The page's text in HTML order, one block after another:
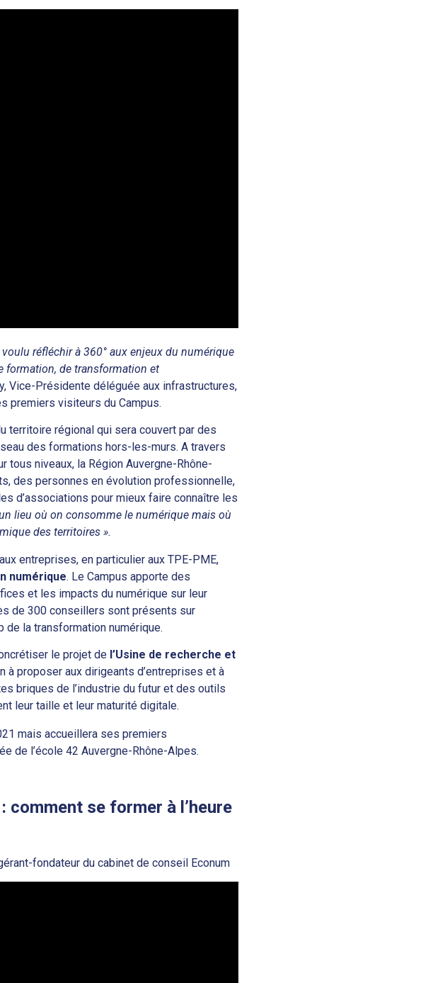
réfléchir à 360° aux enjeux du numérique
formation, de transformation et
Vice-Présidente déléguée aux infrastructures,
premiers visiteurs du Campus.
territoire régional qui sera couvert par des
des formations hors-les-murs. A travers
niveaux, la Région Auvergne-Rhône-
des personnes en évolution professionnelle,
d’associations pour mieux faire connaître les
lieu où on consomme le numérique mais où
des territoires ».
entreprises, en particulier aux TPE-PME,
numérique. Le Campus apporte des
et les impacts du numérique sur leur
de 300 conseillers sont présents sur
de la transformation numérique.
le projet de l’Usine de recherche et
à proposer aux dirigeants d’entreprises et à
briques de l’industrie du futur et des outils
leur taille et leur maturité digitale.
mais accueillera ses premiers
de l’école 42 Auvergne-Rhône-Alpes.
se former à l’heure
fondateur du cabinet de conseil Econum